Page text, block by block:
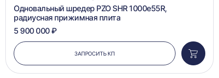
Одновальный шредер PZO SHR 1000e55R,
радиусная прижимная плита
5 900 000 ₽
ЗАПРОСИТЬ КП
в